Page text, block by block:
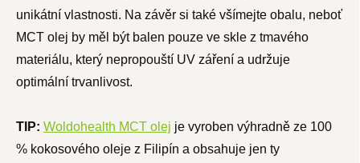
unikátní vlastnosti. Na závěr si také všímejte obalu, neboť
MCT olej by měl být balen pouze ve skle z tmavého
materiálu, který nepropouští UV záření a udržuje
optimální trvanlivost.
TIP: Woldohealth MCT olej je vyroben výhradně ze 100
% kokosového oleje z Filipín a obsahuje jen ty